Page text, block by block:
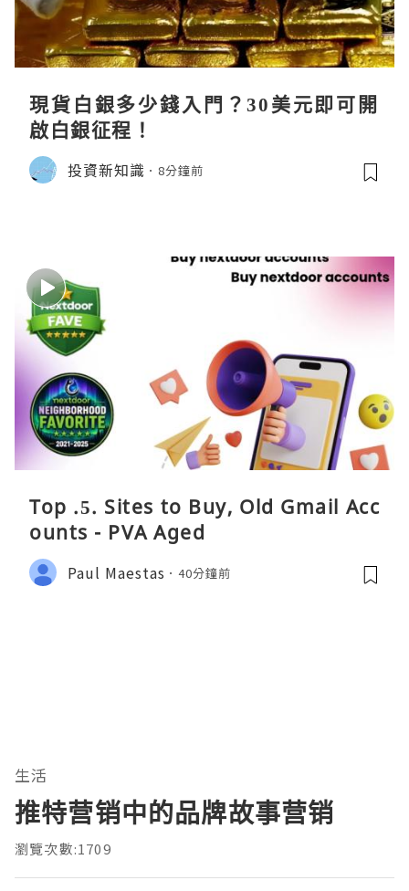
現貨白銀多少錢入門？30美元即可開
啟白銀征程！
投資新知識 8分鐘前
Top .5. Sites to Buy, Old Gmail Acc
ounts - PVA Aged
Paul Maestas 40分鐘前
生活
推特营销中的品牌故事营销
瀏覽次數:1709